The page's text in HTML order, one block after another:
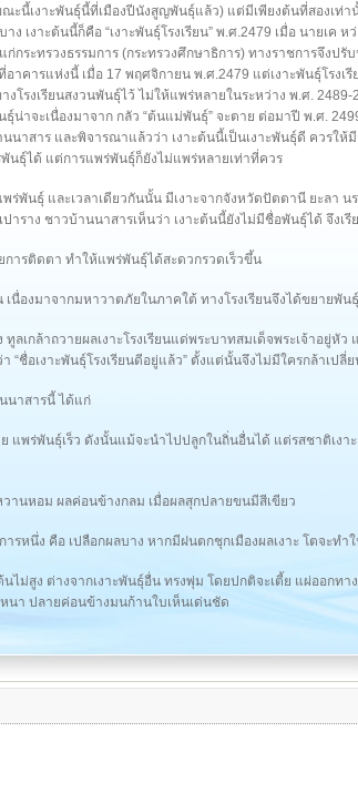
ะนี้เงาะพันธุ์นี้ที่เมืองปีนังสูญพันธุ์แล้ว) แต่มีเพียงต้นที่สองเท่
เงาะต้นนี้ก็คือ “เงาะพันธุ์โรงเรียน” พ.ศ.2479 เมื่อ นายเค ห
ระทรวงธรรมการ (กระทรวงศึกษาธิการ) ทางราชการจึงปรับ
าคารแห่งนี้ เมื่อ 17 พฤศจิกายน พ.ศ.2479 แต่เงาะพันธุ์โรงเ
งโรงเรียนสงวนพันธุ์ไว้ ไม่ให้แพร่หลายในระหว่าง พ.ศ.
ธุ์น่าจะเนื่องมาจาก กลัว “ต้นแม่พันธุ์” จะตาย ต่อมาปี พ.ศ.
นาสาร และพิจารณาแล้วว่า เงาะต้นนี้เป็นเงาะพันธุ์ดี ควรให้
ธุ์ได้ แต่การแพร่พันธุ์ก็ยังไม่แพร่หลายเท่าที่ควร
ร่พันธุ์ และเวลาเดียวกันนั้น มีเงาะจากจังหวัดปัตตานี ยะลา น
ปาราง ชาวบ้านนาสารเห็นว่า เงาะต้นนี้ยังไม่มีชื่อพันธุ์ได้ จึงเรี
ารติดตา ทำให้แพร่พันธุ์ได้สะดวกรวดเร็วขึ้น
นื่องมาจากมหาวาตภัยในภาคใต้ ทางโรงเรียนจึงได้ขยายพัน
ลเกล้าถวายผลเงาะโรงเรียนแด่พระบาทสมเด็จพระเจ้าอยู่หั
“ชื่อเงาะพันธุ์โรงเรียนดีอยู่แล้ว” ตั้งแต่นั้นจึงไม่มีใครกล้าเปลี่
นาสารนี้ ได้แก่
แพร่พันธุ์เร็ว ดังนั้นแม้จะนำไปปลูกในถิ่นอื่นได้ แต่รสชาติเงาะ
วานหอม ผลค่อนข้างกลม เมื่อผลสุกปลายขนมีสีเขียว
ารหนึ่ง คือ เปลือกผลบาง หากมีฝนตกชุกเมืองผลเงาะ โตจะทำ
ไม่สูง ต่างจากเงาะพันธุ์อื่น ทรงพุ่ม โดยปกติจะเตี้ย แผ่ออกท
นา ปลายค่อนข้างมนก้านใบเห็นเด่นชัด